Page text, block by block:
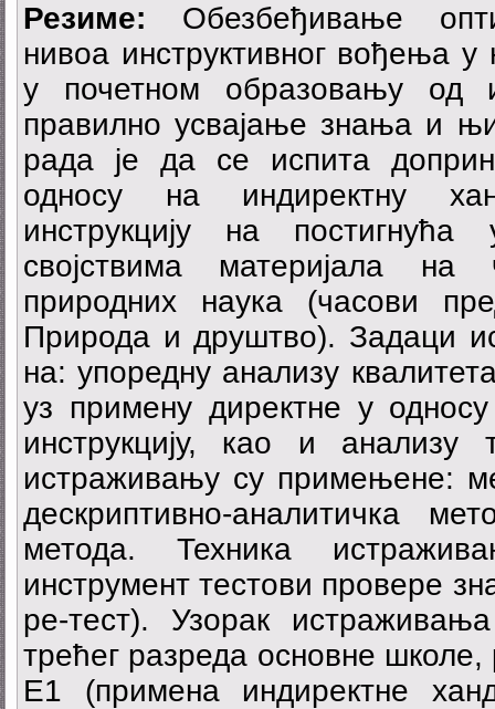
Резиме: Обезбеђивање
нивоа инструктивног вођења у
у почетном образовању од
правилно усвајање знања и
рада је да се испита
односу на индиректну
инструкцију на
својствима материјала на
природних наука (часови
Природа и друштво). Задаци
на: упоредну анализу
уз примену директне у
инструкцију, као и анализу
истраживању су примењене:
дескриптивно-аналитичка
метода. Техника
инструмент тестови провере
ре-тест). Узорак
трећег разреда основне
Е1 (примена индиректне